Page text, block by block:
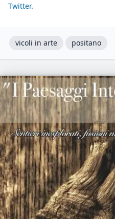
Twitter.
vicoli in arte positano